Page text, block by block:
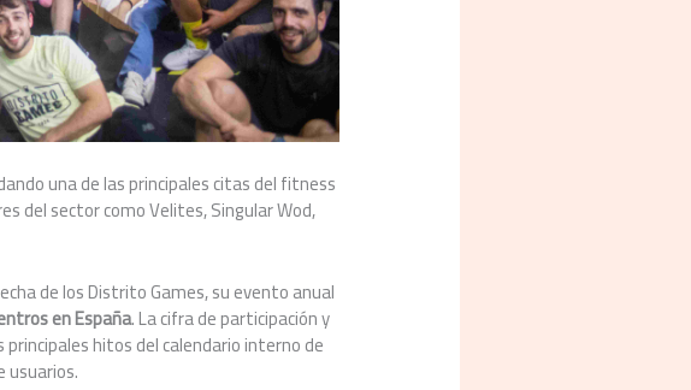
una de las principales citas del fitness
del sector como Velites, Singular Wod,
de los Distrito Games, su evento anual
en España. La cifra de participación y
hitos del calendario interno de
usuarios.